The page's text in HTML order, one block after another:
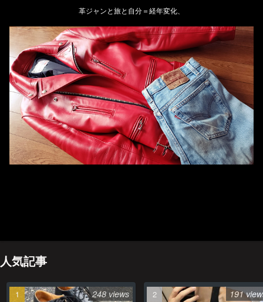
革ジャンと旅と自分＝経年変化、
人気記事
248 views 191